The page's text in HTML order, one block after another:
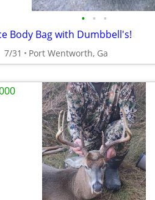
• • •
Body Bag with Dumbbell's!
7/31 Port Wentworth, Ga